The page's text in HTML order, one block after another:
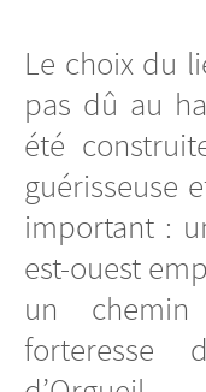
Le choix du
pas dû au
été
guérisseuse
important :
est-ouest
un
forteresse